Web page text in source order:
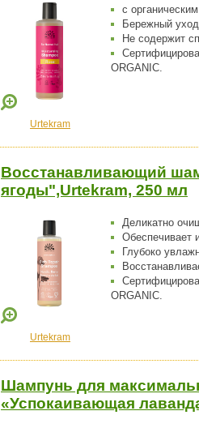
с
Бережный
Не содержит
ORGANIC.
Urtekram
Восстанавливающий
ягоды",Urtekram, 250 мл
Деликатно
Обеспечивает
Глубоко
ORGANIC.
Urtekram
Шампунь для
«Успокаивающая